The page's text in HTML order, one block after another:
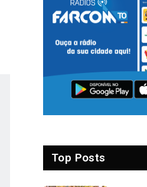
Top Posts